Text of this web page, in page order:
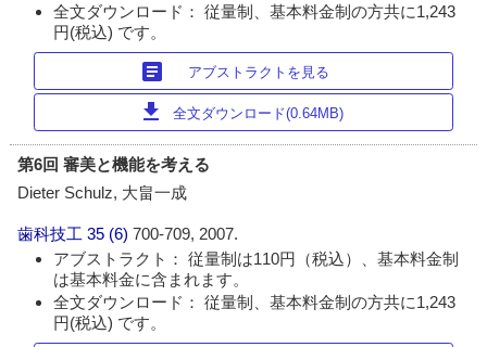
全文ダウンロード： 従量制、基本料金制の方共に1,243
円(税込) です。
article アブストラクトを見る
download 全文ダウンロード(0.64MB)
第6回 審美と機能を考える
Dieter Schulz, 大畠一成
歯科技工 35 (6)700-709, 2007.
アブストラクト： 従量制は110円（税込）、基本料金制
は基本料金に含まれます。
全文ダウンロード： 従量制、基本料金制の方共に1,243
円(税込) です。